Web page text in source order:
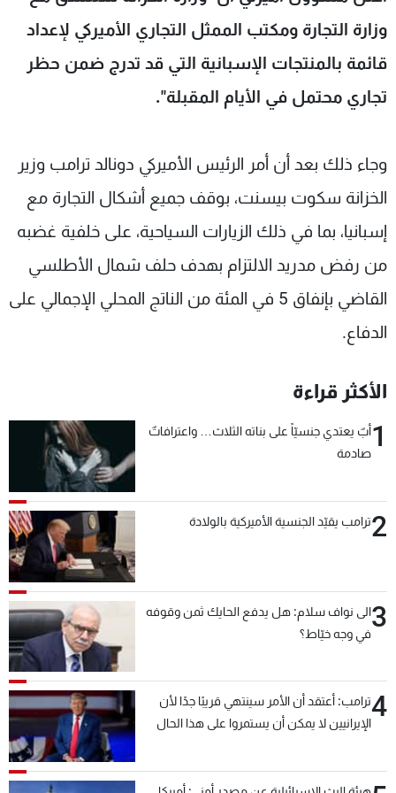
وزارة التجارة ومكتب الممثل التجاري الأميركي لإعداد
قائمة بالمنتجات الإسبانية التي قد تدرج ضمن حظر
تجاري محتمل في الأيام المقبلة".
وجاء ذلك بعد أن أمر الرئيس الأميركي دونالد ترامب وزير
الخزانة سكوت بيسنت، بوقف جميع أشكال التجارة مع
إسبانيا، بما في ذلك الزيارات السياحية، على خلفية غضبه
من رفض مدريد الالتزام بهدف حلف شمال الأطلسي
القاضي بإنفاق 5 في المئة من الناتج المحلي الإجمالي على
الدفاع.
الأكثر قراءة
1أبٌ يعتدي جنسيّاً على بناته الثلاث… واعترافاتٌ
صادمة
2ترامب يقيّد الجنسية الأميركية بالولادة
3الى نواف سلام: هل يدفع الحايك ثمن وقوفه
في وجه خيّاط؟
4ترامب: أعتقد أن الأمر سينتهي قريبًا جدًا لأن
الإيرانيين لا يمكن أن يستمروا على هذا الحال
شاهد البرامج
الترددات
عن MTV
وظائف
سياسة الخصوصية